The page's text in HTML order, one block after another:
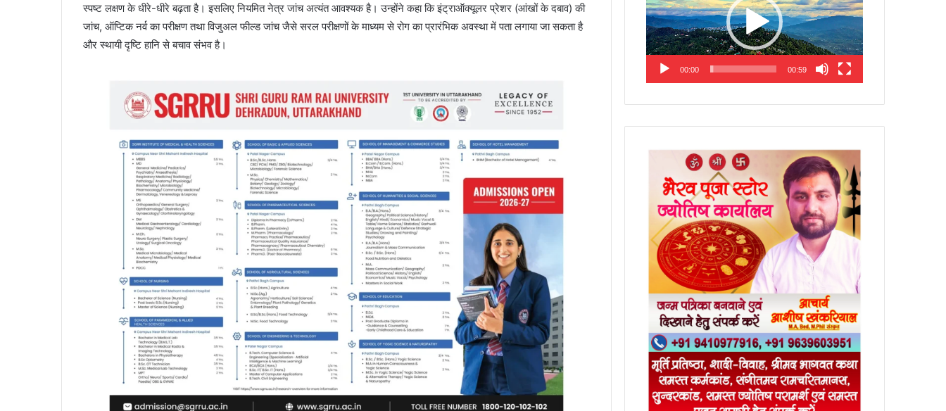
स्पष्ट लक्षण के धीरे-धीरे बढ़ता है। इसलिए नियमित नेत्र जांच अत्यंत आवश्यक है। उन्होंने कहा कि इंट्राऑक्यूलर प्रेशर (आंखों के दबाव) की
जांच, ऑप्टिक नर्व का परीक्षण तथा विजुअल फील्ड जांच जैसे सरल परीक्षणों के माध्यम से रोग का प्रारंभिक अवस्था में पता लगाया जा सकता है
और स्थायी दृष्टि हानि से बचाव संभव है।
00:00 00:59